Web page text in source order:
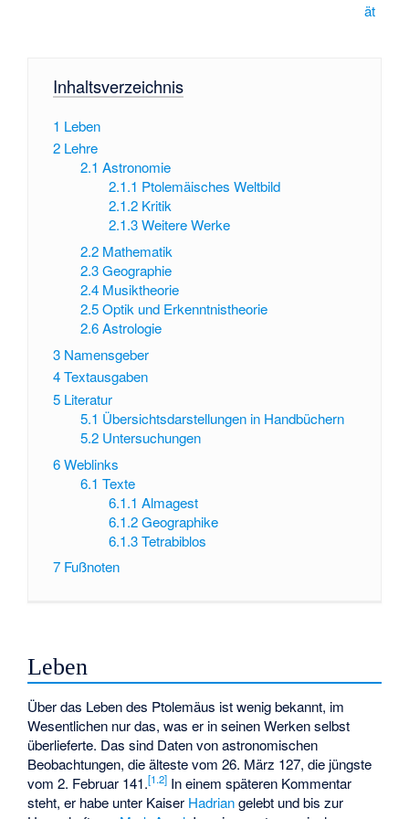
ät
Inhaltsverzeichnis
1 Leben
2 Lehre
2.1 Astronomie
2.1.1 Ptolemäisches Weltbild
2.1.2 Kritik
2.1.3 Weitere Werke
2.2 Mathematik
2.3 Geographie
2.4 Musiktheorie
2.5 Optik und Erkenntnistheorie
2.6 Astrologie
3 Namensgeber
4Textausgaben
5 Literatur
5.1 Übersichtsdarstellungen in Handbüchern
5.2 Untersuchungen
6Weblinks
6.1 Texte
6.1.1 Almagest
6.1.2 Geographike
6.1.3 Tetrabiblos
7 Fußnoten
Leben
Über das Leben des Ptolemäus ist wenig bekannt, im
Wesentlichen nur das, was er in seinen Werken selbst
überlieferte. Das sind Daten von astronomischen
Beobachtungen, die älteste vom 26. März 127, die jüngste
vom 2. Februar 141.[1.2] In einem späteren Kommentar
steht, er habe unter Kaiser Hadriangelebt und bis zur